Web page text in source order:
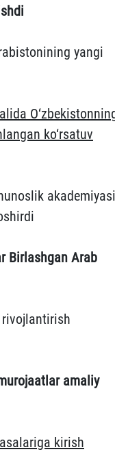
yangi
ko‘rsatuv
akademiyasi
Birlashgan Arab
rivojlantirish
amaliy
kirish